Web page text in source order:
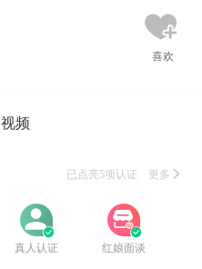
视频
已点亮5项认证 更多


真人认证


红娘面谈